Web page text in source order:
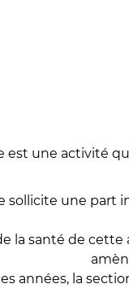
est une activité
sollicite une part
la santé de
années, la